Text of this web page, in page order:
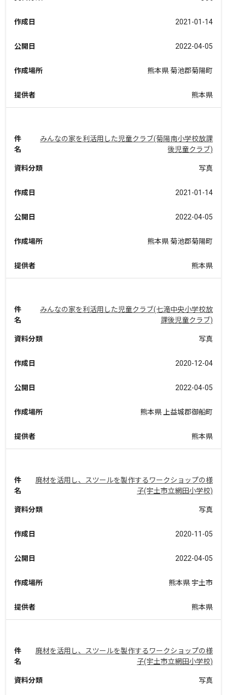
作成日 2021-01-14
公開日 2022-04-05
作成場所 熊本県 菊池郡菊陽町
提供者 熊本県
件
名
みんなの家を利活用した児童クラブ(菊陽南小学校放課
後児童クラブ)
資料分類 写真
作成日 2021-01-14
公開日 2022-04-05
作成場所 熊本県 菊池郡菊陽町
提供者 熊本県
件
名
みんなの家を利活用した児童クラブ(七滝中央小学校放
課後児童クラブ)
資料分類 写真
作成日 2020-12-04
公開日 2022-04-05
作成場所 熊本県 上益城郡御船町
提供者 熊本県
件
名
廃材を活用し、スツールを製作するワークショップの様
子(宇土市立網田小学校)
資料分類 写真
作成日 2020-11-05
公開日 2022-04-05
作成場所 熊本県 宇土市
提供者 熊本県
件
名
廃材を活用し、スツールを製作するワークショップの様
子(宇土市立網田小学校)
資料分類 写真